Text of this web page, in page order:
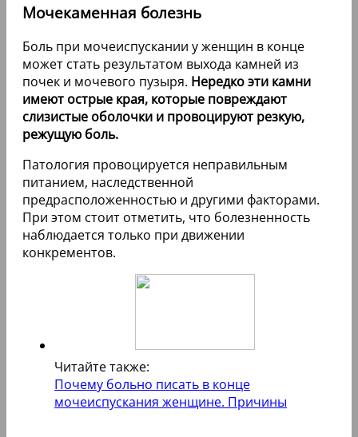
Мочекаменная болезнь
Боль при мочеиспускании у женщин в конце
может стать результатом выхода камней из
почек и мочевого пузыря. Нередко эти камни
имеют острые края, которые повреждают
слизистые оболочки и провоцируют резкую,
режущую боль.
Патология провоцируется неправильным
питанием, наследственной
предрасположенностью и другими факторами.
При этом стоит отметить, что болезненность
наблюдается только при движении
конкрементов.
Читайте также:
Почему больно писать в конце
мочеиспускания женщине. Причины